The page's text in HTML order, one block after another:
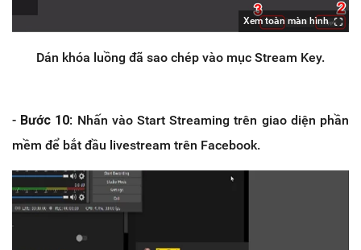
Xem toàn màn hình
Dán khóa luồng đã sao chép vào mục Stream Key.
- Bước 10: Nhấn vào Start Streaming trên giao diện phần
mềm để bắt đầu livestream trên Facebook.